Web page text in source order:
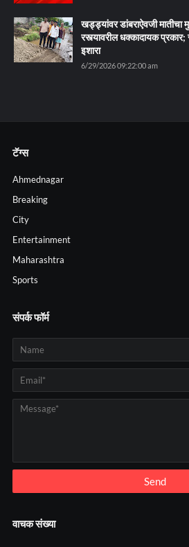
खड्ड्यांवर डांबराऐवजी मातीचा
रस्त्यावरील धक्कादायक प्रकार;
इशारा
6/29/2026 09:22:00 am
टॅग्स
Ahmednagar
Breaking
City
Entertainment
Maharashtra
Sports
संपर्क फॉर्म
वाचक संख्या